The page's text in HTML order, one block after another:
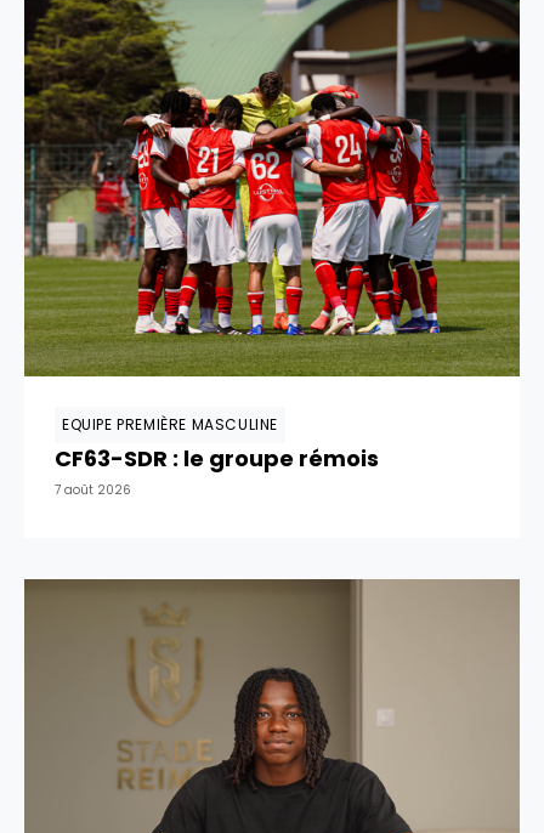
EQUIPE PREMIÈRE MASCULINE
CF63-SDR : le groupe rémois
7 août 2026